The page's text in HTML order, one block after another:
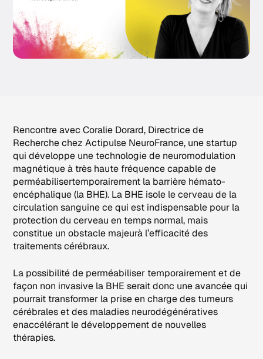
Rencontre avec Coralie Dorard, Directrice de
Recherche chez Actipulse NeuroFrance, une startup
qui développe une technologie de neuromodulation
magnétique à très haute fréquence capable de
perméabilisertemporairement la barrière hémato-
encéphalique (la BHE). La BHE isole le cerveau de la
circulation sanguine ce qui est indispensable pour la
protection du cerveau en temps normal, mais
constitue un obstacle majeurà l’efficacité des
traitements cérébraux.
La possibilité de perméabiliser temporairement et de
façon non invasive la BHE serait donc une avancée qui
pourrait transformer la prise en charge des tumeurs
cérébrales et des maladies neurodégénératives
enaccélérant le développement de nouvelles
thérapies.